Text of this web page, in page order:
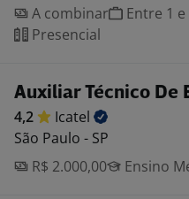
A combinar
Entre 1
Presencial
Auxiliar Técnico De
4,2
Icatel
São Paulo - SP
R$ 2.000,00
Ensino